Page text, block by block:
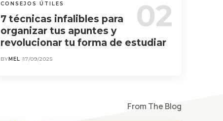
CONSEJOS ÚTILES
7 técnicas infalibles para
organizar tus apuntes y
revolucionar tu forma de estudiar
BY MEL 17/09/2025
From The Blog